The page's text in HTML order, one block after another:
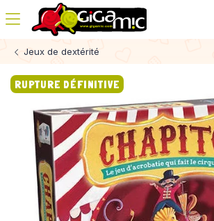
Jeux de dextérité
RUPTURE DÉFINITIVE